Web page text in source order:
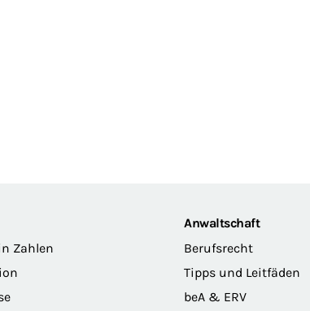
Zahlen
Anwaltschaft
Berufsrecht
Tipps und Leitfäden
beA & ERV